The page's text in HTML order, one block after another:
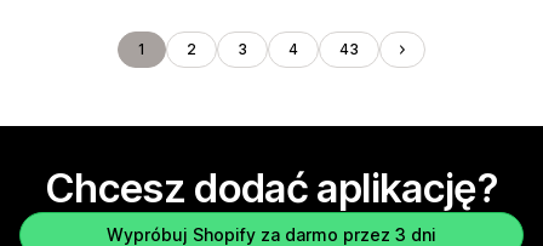
1 2 3 4 43
Chcesz dodać aplikację?
Wypróbuj Shopify za darmo przez 3 dni